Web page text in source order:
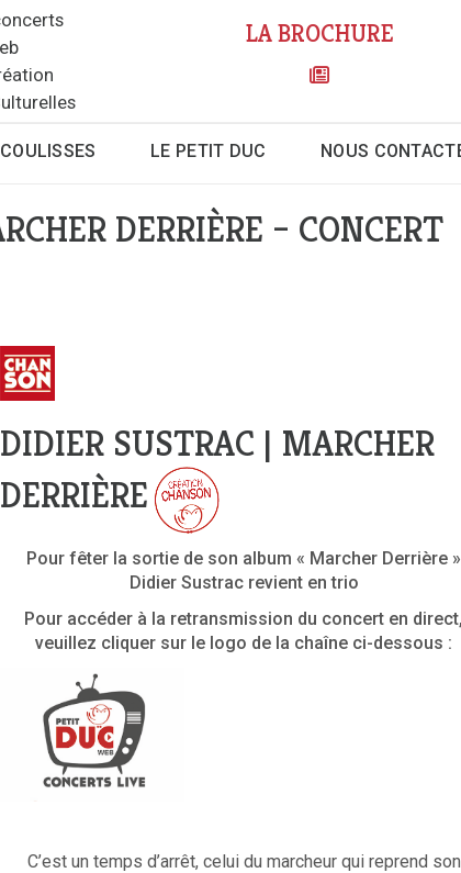
LA BROCHURE
LE PETIT DUC NOUS
DERRIÈRE – CONCERT
DIDIER SUSTRAC | MARCHER
DERRIÈRE
Pour fêter la sortie de son album « Marcher Derrière »
Didier Sustrac revient en trio
Pour accéder à la retransmission du concert en direct,
veuillez cliquer sur le logo de la chaîne ci-dessous :
C’est un temps d’arrêt, celui du marcheur qui reprend son